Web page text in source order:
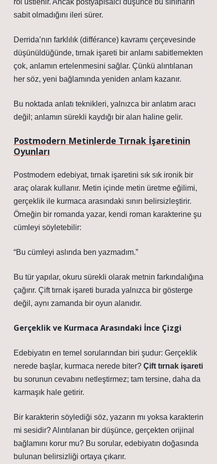
rol üstlenir. Ancak postyapısalcı düşünce bu sınırların
sabit olmadığını ileri sürer.
Derrida’nın farklılık (différance) kavramı çerçevesinde
düşünüldüğünde, tırnak işareti bir anlamı sabitlemekten
çok, anlamın ertelenmesini sağlar. Çünkü alıntılanan
her söz, yeni bağlamında yeniden anlam kazanır.
Bu noktada anlatı teknikleri, yalnızca bir anlatım aracı
değil; anlamın sürekli kaydığı bir alan haline gelir.
Postmodern Metinlerde Tırnak İşaretinin
Oyunları
Postmodern edebiyat, tırnak işaretini sık sık ironik bir
araç olarak kullanır. Metin içinde metin üretme eğilimi,
gerçeklik ile kurmaca arasındaki sınırı belirsizleştirir.
Örneğin bir romanda yazar, kendi roman karakterine şu
cümleyi söyletebilir:
“Bu cümleyi aslında ben yazmadım.”
Bu tür yapılar, okuru sürekli olarak metnin farkındalığına
çağırır. Çift tırnak işareti burada yalnızca bir gösterge
değil, aynı zamanda bir oyun alanıdır.
Gerçeklik ve Kurmaca Arasındaki İnce Çizgi
Edebiyatın en temel sorularından biri şudur: Gerçeklik
nerede başlar, kurmaca nerede biter? Çift tırnak işareti
bu sorunun cevabını netleştirmez; tam tersine, daha da
karmaşık hale getirir.
Bir karakterin söylediği söz, yazarın mı yoksa karakterin
mi sesidir? Alıntılanan bir düşünce, gerçekten orijinal
bağlamını korur mu? Bu sorular, edebiyatın doğasında
bulunan belirsizliği ortaya çıkarır.